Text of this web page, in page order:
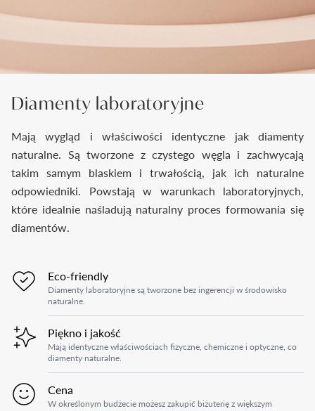
Diamenty laboratoryjne
Mają wygląd i właściwości identyczne jak diamenty
naturalne. Są tworzone z czystego węgla i zachwycają
takim samym blaskiem i trwałością, jak ich naturalne
odpowiedniki. Powstają w warunkach laboratoryjnych,
które idealnie naśladują naturalny proces formowania się
diamentów.
Eco-friendly
Diamenty laboratoryjne są tworzone bez ingerencji w środowisko
naturalne.
Piękno i jakość
Mają identyczne właściwościach fizyczne, chemiczne i optyczne, co
diamenty naturalne.
Cena
W określonym budżecie możesz zakupić biżuterię z większym